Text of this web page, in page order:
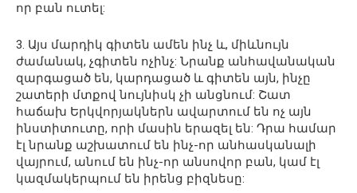
որ բան ուտել:
3. Այս մարդիկ գիտեն ամեն ինչ և, միևնույն
ժամանակ, չգիտեն ոչինչ: Նրանք անհավանական
զարգացած են, կարդացած և գիտեն այն, ինչը
շատերի մտքով նույնիսկ չի անցնում: Շատ
հաճախ Երկվորյակներն ավարտում են ոչ այն
ինստիտուտը, որի մասին երազել են: Դրա համար
էլ նրանք աշխատում են ինչ-որ անհասկանալի
վայրում, անում են ինչ-որ անսովոր բան, կամ էլ
կազմակերպում են իրենց բիզնեսը: